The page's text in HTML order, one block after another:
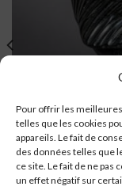
Pour offrir les
telles que les cookies
appareils. Le fait de
des données telles que
ce site. Le fait de ne
un effet négatif sur